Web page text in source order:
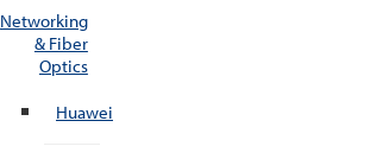
Networking
& Fiber
Optics
Huawei